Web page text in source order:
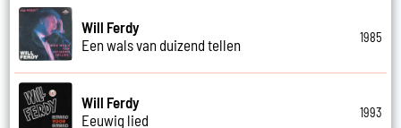
Will Ferdy
Een wals van duizend tellen
1985
Will Ferdy
Eeuwig lied
1993